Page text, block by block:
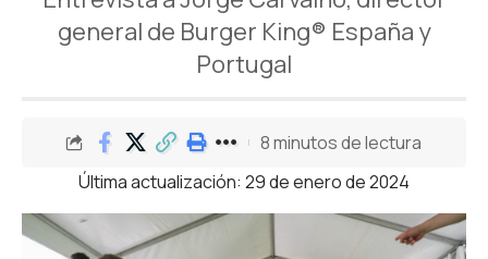
general de Burger King® España y
Portugal
Última actualización: 29 de enero de 2024
8 minutos de lectura